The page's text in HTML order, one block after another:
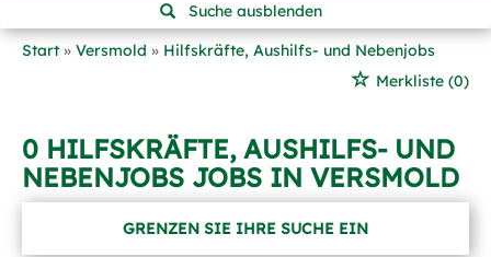
Suche ausblenden
Start
Versmold
Hilfskräfte, Aushilfs- und Nebenjobs
Merkliste (0)
0 HILFSKRÄFTE, AUSHILFS- UND
NEBENJOBS JOBS IN VERSMOLD
GRENZEN SIE IHRE SUCHE EIN